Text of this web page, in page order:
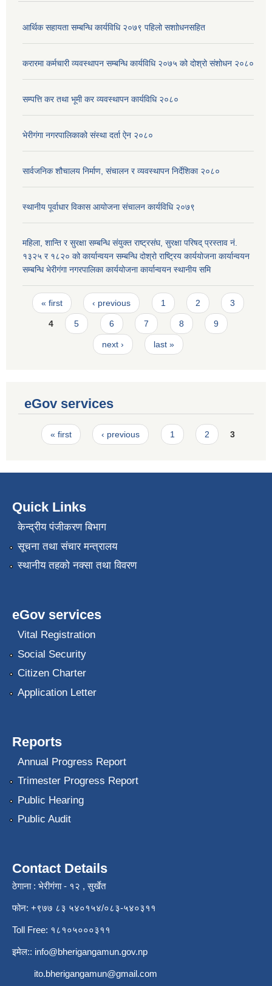
आर्थिक सहायता सम्बन्धि कार्यविधि २०७९ पहिलो स‌शाोधनसहित
करारमा कर्मचारी व्यवस्थापन सम्बन्धि कार्यविधि २०७५ को दोश्रो संशोधन २०८०
सम्पत्ति कर तथा भूमी कर व्यवस्थापन कार्यविधि २०८०
भेरीगंगा नगरपालिकाको संस्था दर्ता ऐन २०८०
सार्वजनिक शौचालय निर्माण, संचालन र व्यवस्थापन निर्देशिका २०८०
स्थानीय पूर्वाधार विकास आयोजना संचालन कार्यविधि २०७९
महिला, शान्ति र सुरक्षा सम्बन्धि संयुक्त राष्ट्रसंघ, सुरक्षा परिषद् प्रस्ताव नं.
१३२५ र १८२० को कार्यान्वयन सम्बन्धि दोश्रो राष्ट्रिय कार्ययोजना कार्यान्वयन
सम्बन्धि भेरीगंगा नगरपालिका कार्ययोजना कार्यान्वयन स्थानीय समि
Pages
« first ‹ previous 1 2 3
4 5 6 7 8 9
next › last »
eGov services
Pages
« first ‹ previous 1 2 3
Quick Links
केन्द्रीय पंजीकरण बिभाग
सूचना तथा संचार मन्त्रालय
स्थानीय तहको नक्सा तथा विवरण
eGov services
Vital Registration
Social Security
Citizen Charter
Application Letter
Reports
Annual Progress Report
Trimester Progress Report
Public Hearing
Public Audit
Contact Details
ठेगाना : भेरीगंगा - १२ , सुर्खेत
फोन: +९७७ ८३ ५४०१५४/०८३-५४०३११
Toll Free: १८१०५०००३११
इमेल:: info@bherigangamun.gov.np
ito.bherigangamun@gmail.com